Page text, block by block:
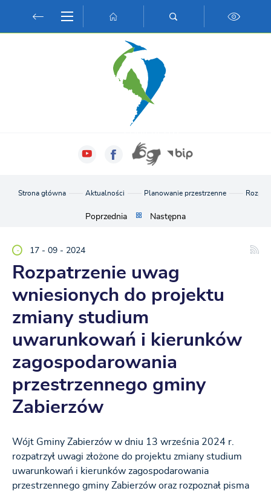
Przejdź do wyszukiwarki.
Przejdź do ustawień wielkości czcionki.
Włącz wersję kontrastową strony.
Strona główna Aktualności Planowanie przestrzenne
Poprzednia Następna
17 - 09 - 2024
Rozpatrzenie uwag
wniesionych do projektu
zmiany studium
uwarunkowań i kierunków
zagospodarowania
przestrzennego gminy
Zabierzów
Wójt Gminy Zabierzów w dniu 13 września 2024 r.
rozpatrzył uwagi złożone do projektu zmiany studium
uwarunkowań i kierunków zagospodarowania
przestrzennego gminy Zabierzów oraz rozpoznał pisma